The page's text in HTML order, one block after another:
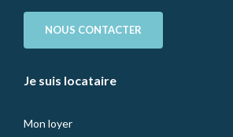
NOUS CONTACTER
Je suis locataire
Mon loyer